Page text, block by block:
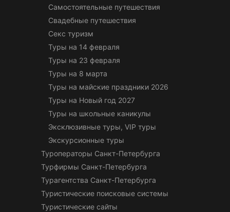
Самостоятельные путешествия
Свадебные путешествия
Секс туризм
Туры на 14 февраля
Туры на 23 февраля
Туры на 8 марта
Туры на майские праздники 2026
Туры на Новый год 2027
Туры на школьные каникулы
Эксклюзивные туры, VIP туры
Экскурсионные туры
Туроператоры Санкт-Петербурга
Турфирмы Санкт-Петербурга
Турагентства Санкт-Петербурга
Туристические поисковые системы
Туристические сайты